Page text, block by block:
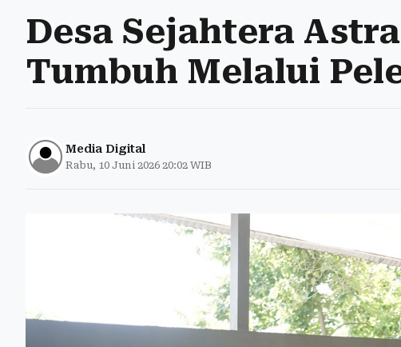
Desa Sejahtera
Tumbuh Melalui
Media Digital
Rabu, 10 Juni 2026 20:02 WIB